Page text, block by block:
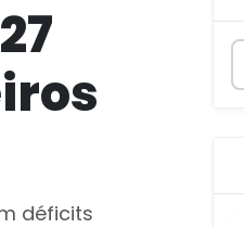
déficits